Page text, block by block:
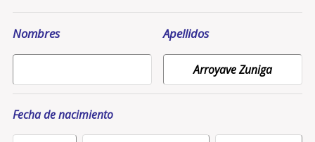
Nombres Apellidos
Fecha de nacimiento